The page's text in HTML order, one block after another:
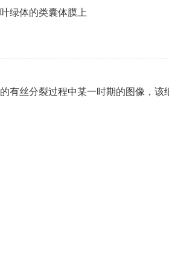
绿体的类囊体膜上
有丝分裂过程中某一时期的图像，该